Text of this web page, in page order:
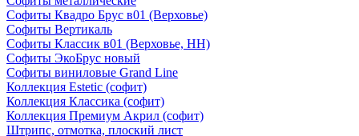
Софиты Квадро Брус в01 (Верховье)
Софиты Вертикаль
Софиты Классик в01 (Верховье, НН)
Софиты ЭкоБрус новый
Софиты виниловые Grand Line
Коллекция Estetic (софит)
Коллекция Классика (софит)
Коллекция Премиум Акрил (софит)
Штрипс, отмотка, плоский лист